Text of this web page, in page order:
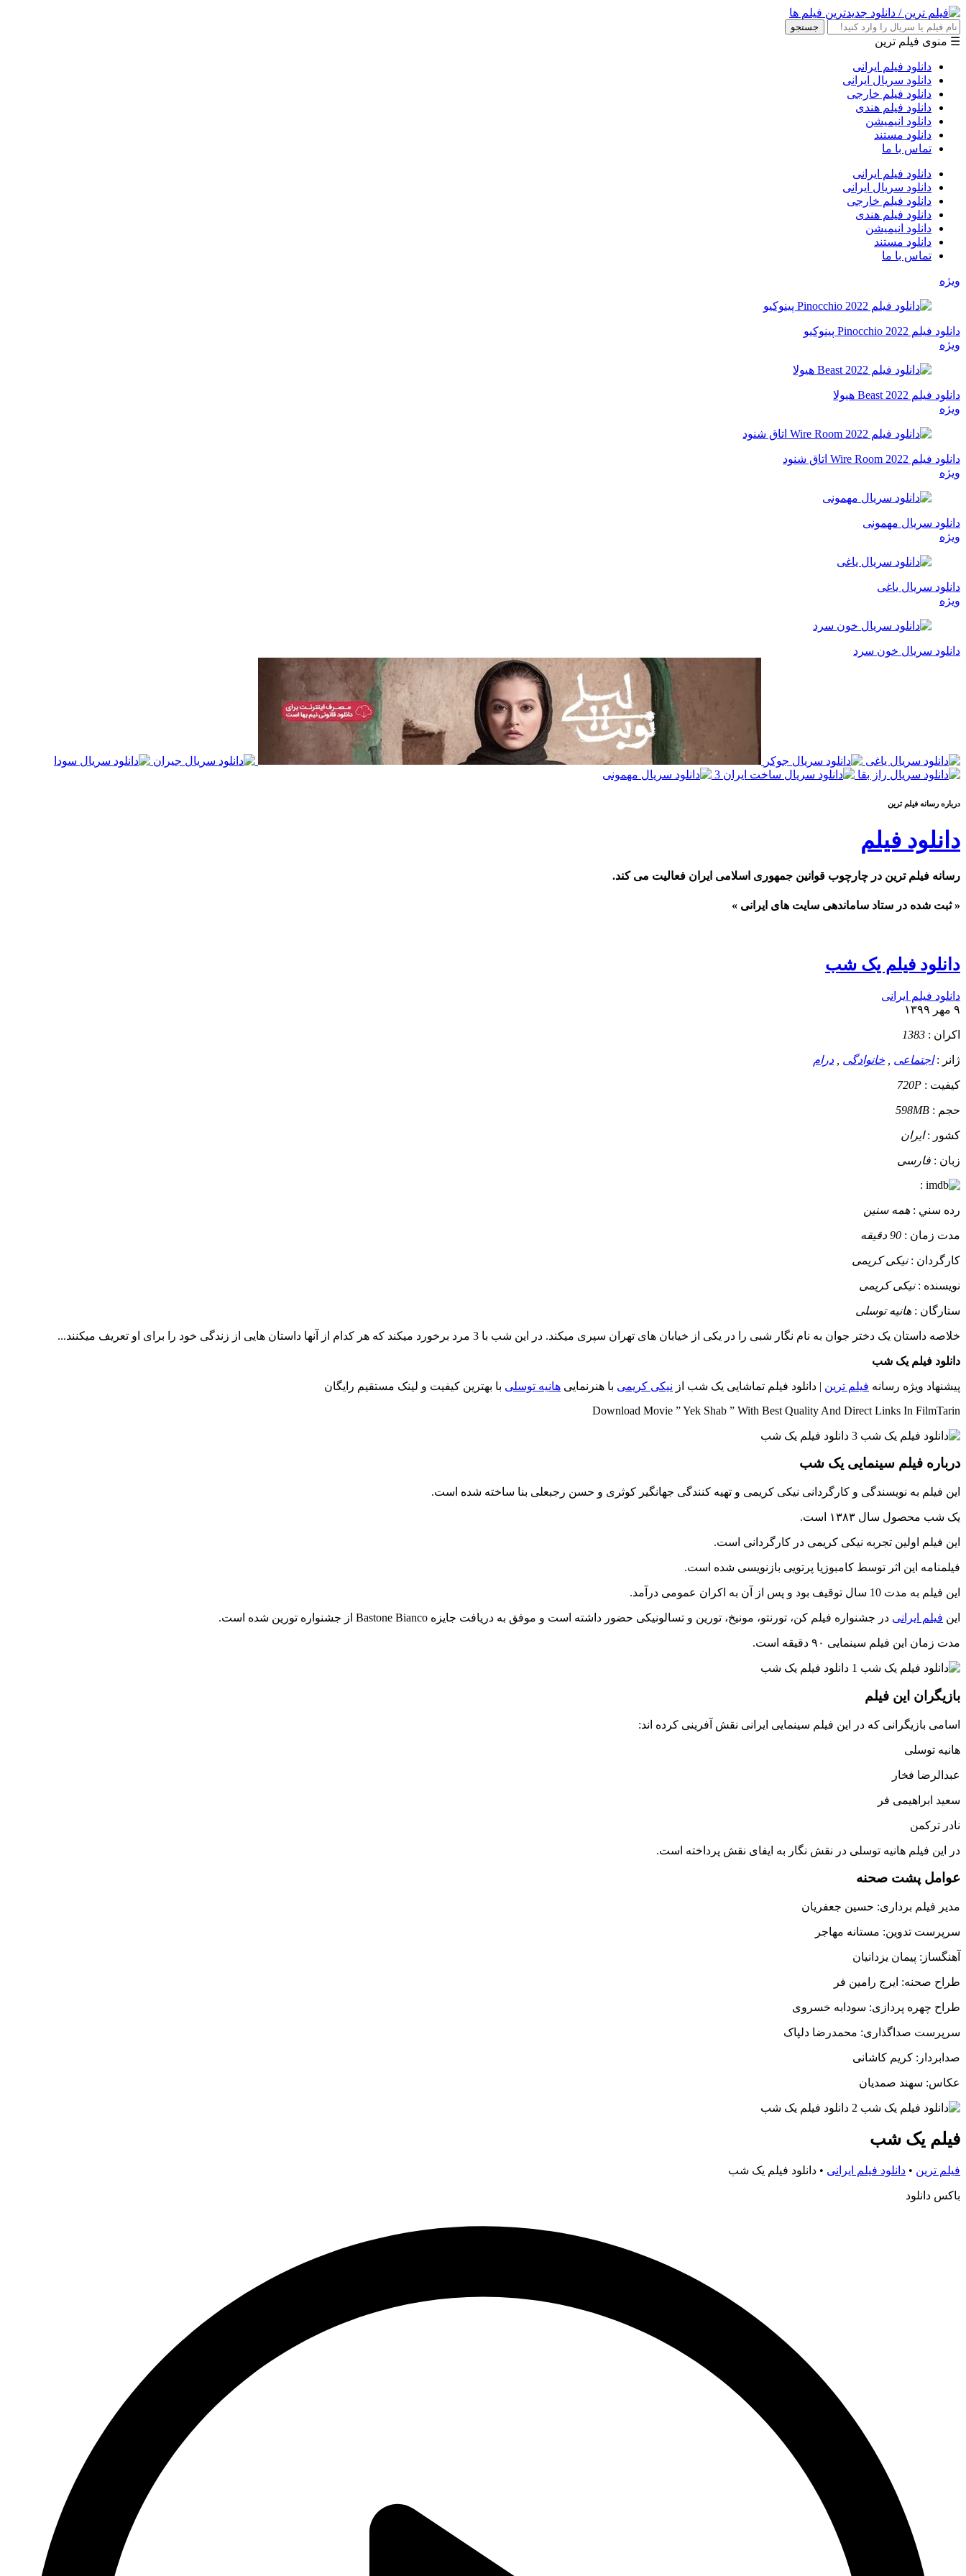
جستجو
☰ منوی فیلم ترین
دانلود فیلم ایرانی
دانلود سریال ایرانی
دانلود فیلم خارجی
دانلود فیلم هندی
دانلود انیمیشن
دانلود مستند
تماس با ما
دانلود فیلم ایرانی
دانلود سریال ایرانی
دانلود فیلم خارجی
دانلود فیلم هندی
دانلود انیمیشن
دانلود مستند
تماس با ما
ویژه
دانلود فیلم Pinocchio 2022 پینوکیو
ویژه
دانلود فیلم Beast 2022 هیولا
ویژه
دانلود فیلم Wire Room 2022 اتاق شنود
ویژه
دانلود سریال مهمونی
ویژه
دانلود سریال یاغی
ویژه
دانلود سریال خون سرد
درباره رسانه فيلم ترين
دانلود فیلم
رسانه فیلم ترین در چارچوب قوانین جمهوری اسلامی ایران فعالیت می کند.
« ثبت شده در ستاد ساماندهی سایت های ایرانی »
دانلود فیلم یک شب
دانلود فیلم ایرانی
۹ مهر ۱۳۹۹
اکران : 1383
ژانر :اجتماعی خانوادگی درام
کيفيت : 720P
حجم : 598MB
کشور :ایران
زبان : فارسی
:
رده سني : همه سنین
مدت زمان : 90 دقیقه
کارگردان :نیکی کریمی
نويسنده :نیکی کریمی
ستارگان : هانیه توسلی
خلاصه داستان یک دختر جوان به نام نگار شبی را در یکی از خیابان های تهران سپری میکند. در این شب با 3 مرد برخورد میکند که هر کدام از آنها داستان هایی از زندگی خود را برای او تعریف میکنند...
دانلود فیلم یک شب
پیشنهاد ویژه رسانه فیلم ترین | دانلود فیلم تماشایی یک شب از نیکی کریمی با هنرنمایی هانیه توسلی با بهترین کیفیت و لینک مستقیم رایگان
Download Movie ” Yek Shab ” With Best Quality And Direct Links In FilmTarin
درباره فیلم سینمایی یک شب
این فیلم به نویسندگی و کارگردانی نیکی کریمی و تهیه کنندگی جهانگیر کوثری و حسن رجبعلی بنا ساخته شده است.
یک شب محصول سال ۱۳۸۳ است.
این فیلم اولین تجربه نیکی کریمی در کارگردانی است.
فیلمنامه این اثر توسط کامبوزیا پرتویی بازنویسی شده است.
این فیلم به مدت 10 سال توقیف بود و پس از آن به اکران عمومی درآمد.
این فیلم ایرانی در جشنواره فیلم کن، تورنتو، مونیخ، تورین و تسالونیکی حضور داشته است و موفق به دریافت جایزه Bastone Bianco از جشنواره تورین شده است.
مدت زمان این فیلم سینمایی ۹۰ دقیقه است.
بازیگران این فیلم
اسامی بازیگرانی که در این فیلم سینمایی ایرانی نقش آفرینی کرده اند:
هانیه توسلی
عبدالرضا فخار
سعید ابراهیمی فر
نادر ترکمن
در این فیلم هانیه توسلی در نقش نگار به ایفای نقش پرداخته است.
عوامل پشت صحنه
مدیر فیلم برداری: حسین جعفریان
سرپرست تدوین: مستانه مهاجر
آهنگساز: پیمان یزدانیان
طراح صحنه: ایرج رامین فر
طراح چهره پردازی: سودابه خسروی
سرپرست صداگذاری: محمدرضا دلپاک
صدابردار: کریم کاشانی
عکاس: سهند صمدیان
فیلم یک شب
فیلم ترین • دانلود فیلم ایرانی • دانلود فیلم یک شب
باکس دانلود